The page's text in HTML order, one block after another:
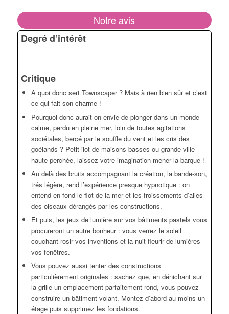
Notre avis
Degré d’intérêt
Critique
A quoi donc sert Townscaper ? Mais à rien bien sûr et c’est
ce qui fait son charme !
Pourquoi donc aurait on envie de plonger dans un monde
calme, perdu en pleine mer, loin de toutes agitations
sociétales, bercé par le souffle du vent et les cris des
goélands ? Petit ilot de maisons basses ou grande ville
haute perchée, laissez votre imagination mener la barque !
Au delà des bruits accompagnant la création, la bande-son,
trés légère, rend l’expérience presque hypnotique : on
entend en fond le flot de la mer et les froissements d’ailes
des oiseaux dérangés par les constructions.
Et puis, les jeux de lumière sur vos bâtiments pastels vous
procureront un autre bonheur : vous verrez le soleil
couchant rosir vos inventions et la nuit fleurir de lumières
vos fenêtres.
Vous pouvez aussi tenter des constructions
particulièrement originales : sachez que, en dénichant sur
la grille un emplacement parfaitement rond, vous pouvez
construire un bâtiment volant. Montez d’abord au moins un
étage puis supprimez les fondations.